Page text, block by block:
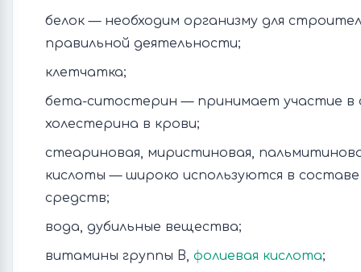
белок — необходим организму для
правильной деятельности;
клетчатка;
бета-ситостерин — принимает участие в
холестерина в крови;
стеариновая, миристиновая,
кислоты — широко используются в составе
средств;
вода, дубильные вещества;
витамины группы В, фолиевая кислота;